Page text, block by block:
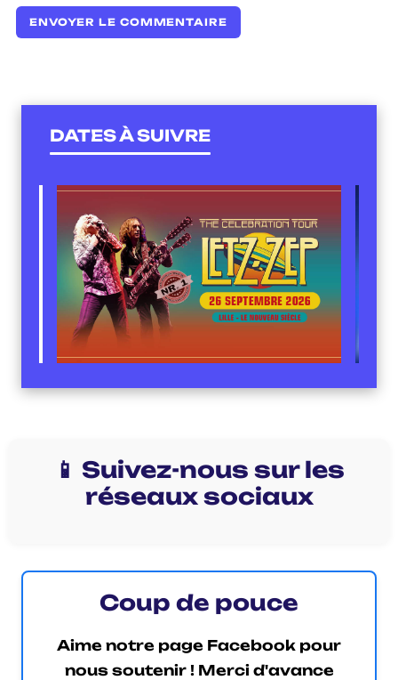
DATES À SUIVRE
📱 Suivez-nous sur les
réseaux sociaux
Coup de pouce
Aime notre page Facebook pour
nous soutenir ! Merci d'avance